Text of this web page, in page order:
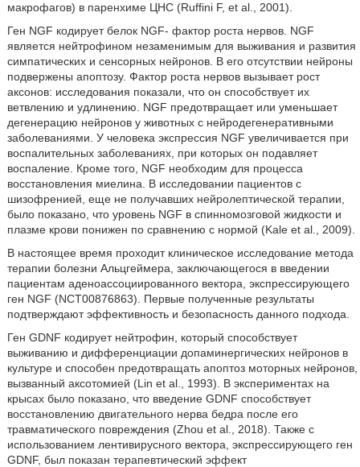
макрофагов) в паренхиме ЦНС (Ruffini F, et al., 2001).
Ген NGF кодирует белок NGF- фактор роста нервов. NGF
является нейтрофином незаменимым для выживания и развития
симпатических и сенсорных нейронов. В его отсутствии нейроны
подвержены апоптозу. Фактор роста нервов вызывает рост
аксонов: исследования показали, что он способствует их
ветвлению и удлинению. NGF предотвращает или уменьшает
дегенерацию нейронов у животных с нейродегенеративными
заболеваниями. У человека экспрессия NGF увеличивается при
воспалительных заболеваниях, при которых он подавляет
воспаление. Кроме того, NGF необходим для процесса
восстановления миелина. В исследовании пациентов с
шизофренией, еще не получавших нейролептической терапии,
было показано, что уровень NGF в спинномозговой жидкости и
плазме крови понижен по сравнению с нормой (Kale et al., 2009).
В настоящее время проходит клиническое исследование метода
терапии болезни Альцгеймера, заключающегося в введении
пациентам аденоассоциированного вектора, экспрессирующего
ген NGF (NCT00876863). Первые полученные результаты
подтверждают эффективность и безопасность данного подхода.
Ген GDNF кодирует нейтрофин, который способствует
выживанию и дифференциации допаминергических нейронов в
культуре и способен предотвращать апоптоз моторных нейронов,
вызванный аксотомией (Lin et al., 1993). В экспериментах на
крысах было показано, что введение GDNF способствует
восстановлению двигательного нерва бедра после его
травматического повреждения (Zhou et al., 2018). Также с
использованием лентивирусного вектора, экспрессирующего ген
GDNF, был показан терапевтический эффект